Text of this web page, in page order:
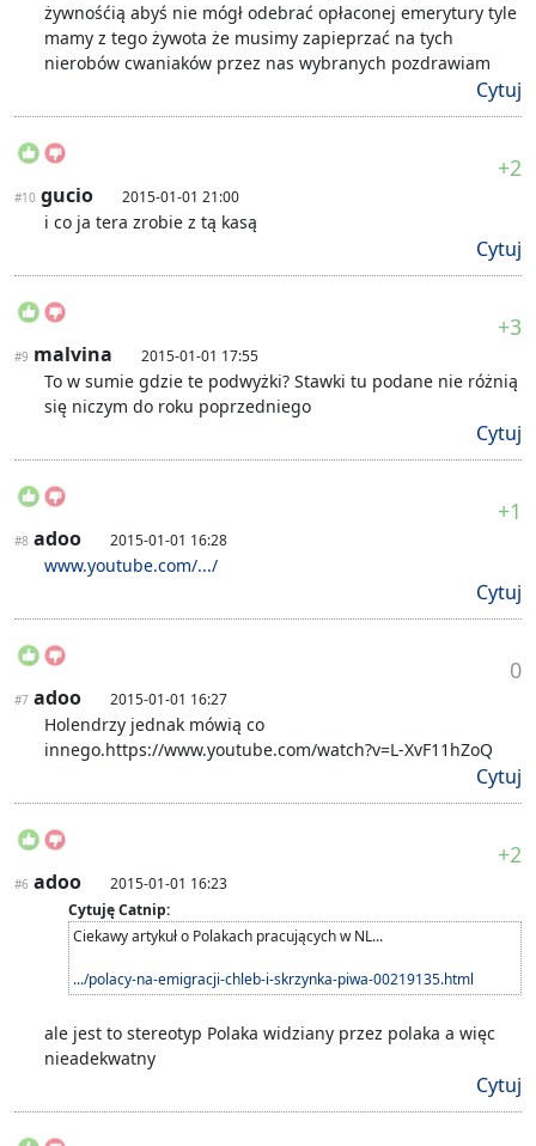
żywnośćią abyś nie mógł odebrać opłaconej emerytury tyle
mamy z tego żywota że musimy zapieprzać na tych
nierobów cwaniaków przez nas wybranych pozdrawiam
Cytuj
+2
#10 gucio 2015-01-01 21:00
i co ja tera zrobie z tą kasą
Cytuj
+3
#9 malvina 2015-01-01 17:55
To w sumie gdzie te podwyżki? Stawki tu podane nie różnią
się niczym do roku poprzedniego
Cytuj
+1
#8 adoo 2015-01-01 16:28
www.youtube.com/.../
Cytuj
0
#7 adoo 2015-01-01 16:27
Holendrzy jednak mówią co
innego.https://www.youtube.com/watch?v=L-XvF11hZoQ
Cytuj
+2
#6 adoo
2015-01-01 16:23
Cytuję Catnip:
Ciekawy artykuł o Polakach pracujących w NL...
.../polacy-na-emigracji-chleb-i-skrzynka-piwa-00219135.html
ale jest to stereotyp Polaka widziany przez polaka a więc
nieadekwatny
Cytuj